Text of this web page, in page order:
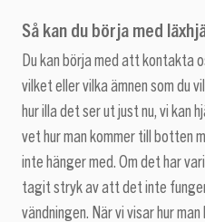
Så kan du börja med
Du kan börja med att kontakta
vilket eller vilka ämnen som du
hur illa det ser ut just nu, vi kan
vet hur man kommer till botten
inte hänger med. Om det har
tagit stryk av att det inte
vändningen. När vi visar hur